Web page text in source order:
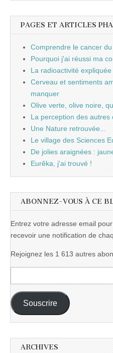
PAGES ET ARTICLES
Comprendre le cancer
Pourquoi j'ai réussi ma
La radioactivité
Cerveau et sentiments
manquer
Olive verte, olive noire,
La perception des autres
Une Nature retrouvée...
Le village des Sciences
De jolies araignées :
Eurêka, j'ai trouvé !
ABONNEZ-VOUS À CE
Entrez votre adresse email
recevoir une notification de
Rejoignez les 1 613 autres
e-
mail :
Souscrire
ARCHIVES